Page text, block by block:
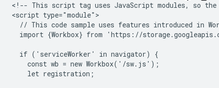
<!-- This script tag uses JavaScript modules, so
<script type="module">
// This code sample uses features introduced in
import {Workbox} from 'https://
  if ('serviceWorker' in navigator) {
    const wb = new Workbox('/sw.js');
    let registration;